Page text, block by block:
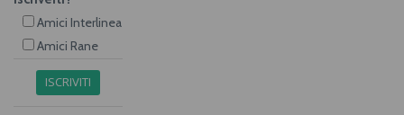
Amici Interlinea
Amici Rane
ISCRIVITI